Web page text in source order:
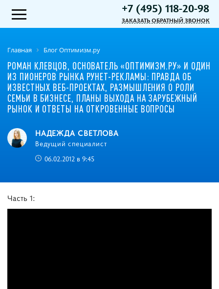
+7 (495) 118-20-98
ЗАКАЗАТЬ ОБРАТНЫЙ ЗВОНОК
Главная Блог Оптимизм.ру
РОМАН КЛЕВЦОВ, ОСНОВАТЕЛЬ «ОПТИМИЗМ.РУ» И ОДИН
ИЗ ПИОНЕРОВ РЫНКА РУНЕТ-РЕКЛАМЫ: ПРАВДА ОБ
ИЗВЕСТНЫХ ВЕБ-ПРОЕКТАХ, РАЗМЫШЛЕНИЯ О РОЛИ
СЕМЬИ В БИЗНЕСЕ, ПЛАНЫ ВЫХОДА НА ЗАРУБЕЖНЫЙ
РЫНОК И ОТВЕТЫ НА ОТКРОВЕННЫЕ ВОПРОСЫ
НАДЕЖДА СВЕТЛОВА
Ведущий специалист
06.02.2012 в 9:45
Часть 1: